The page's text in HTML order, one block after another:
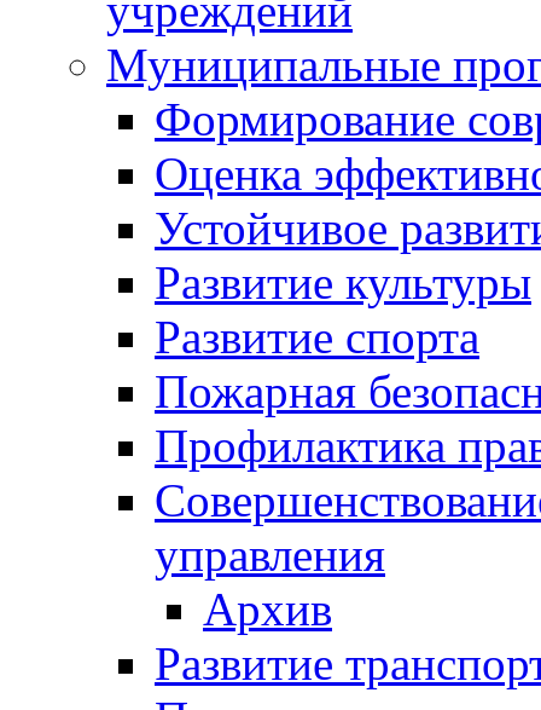
Муниципальные
Формирование
Оценка
Устойчивое
Развитие культуры
Развитие спорта
Пожарная
Профилактика
управления
Архив
Развитие